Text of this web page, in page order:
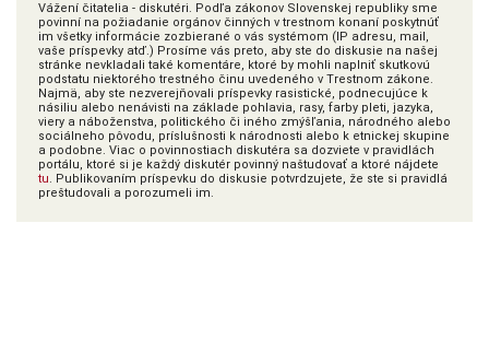
Vážení čitatelia - diskutéri. Podľa zákonov Slovenskej republiky sme
povinní na požiadanie orgánov činných v trestnom konaní poskytnúť
im všetky informácie zozbierané o vás systémom (IP adresu, mail,
vaše príspevky atď.) Prosíme vás preto, aby ste do diskusie na našej
stránke nevkladali také komentáre, ktoré by mohli naplniť skutkovú
podstatu niektorého trestného činu uvedeného v Trestnom zákone.
Najmä, aby ste nezverejňovali príspevky rasistické, podnecujúce k
násiliu alebo nenávisti na základe pohlavia, rasy, farby pleti, jazyka,
viery a náboženstva, politického či iného zmýšľania, národného alebo
sociálneho pôvodu, príslušnosti k národnosti alebo k etnickej skupine
a podobne. Viac o povinnostiach diskutéra sa dozviete v pravidlách
portálu, ktoré si je každý diskutér povinný naštudovať a ktoré nájdete
tu. Publikovaním príspevku do diskusie potvrdzujete, že ste si pravidlá
preštudovali a porozumeli im.